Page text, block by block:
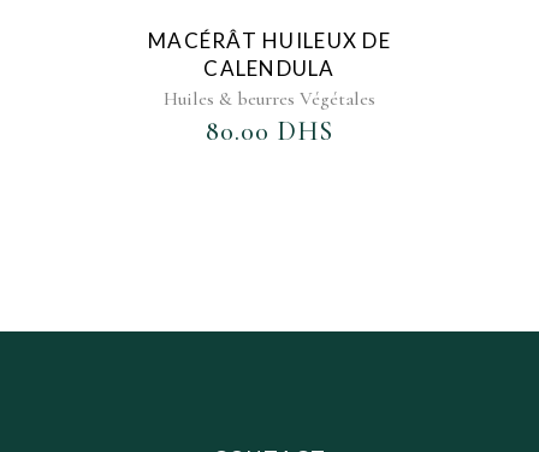
MACÉRÂT HUILEUX DE
CALENDULA
Huiles & beurres Végétales
80.00 DHS